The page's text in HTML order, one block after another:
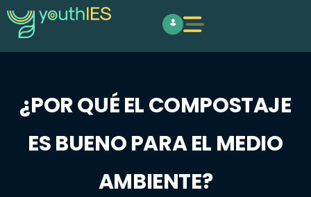
¿POR QUÉ EL COMPOSTAJE
ES BUENO PARA EL MEDIO
AMBIENTE?